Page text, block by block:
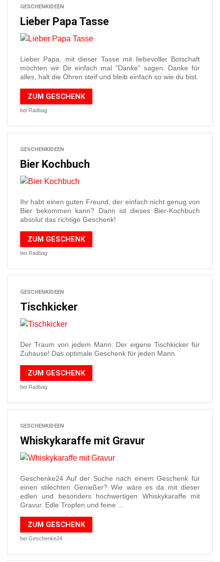
GESCHENKIDEEN
Lieber Papa Tasse
Lieber Papa, mit dieser Tasse mit liebevoller Botschaft
möchten wir Dir einfach mal "Danke" sagen. Danke für
alles, halt die Ohren steif und bleib einfach so wie du bist.
ZUM GESCHENK
bei Radbag
GESCHENKIDEEN
Bier Kochbuch
Ihr habt einen guten Freund, der einfach nicht genug von
Bier bekommen kann? Dann ist dieses Bier-Kochbuch
absolut das richtige Geschenk!
ZUM GESCHENK
bei Radbag
GESCHENKIDEEN
Tischkicker
Der Traum von jedem Mann: Der eigene Tischkicker für
Zuhause! Das optimale Geschenk für jeden Mann.
ZUM GESCHENK
bei Radbag
GESCHENKIDEEN
Whiskykaraffe mit Gravur
Geschenke24 Auf der Suche nach einem Geschenk für
einen stilechten Genießer? Wie wäre es da mit dieser
edlen und besonders hochwertigen Whiskykaraffe mit
Gravur. Edle Tropfen und feine ...
ZUM GESCHENK
bei Geschenke24